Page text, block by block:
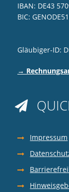
IBAN: DE43
BIC:
Gläubiger-ID:
→

Impressum